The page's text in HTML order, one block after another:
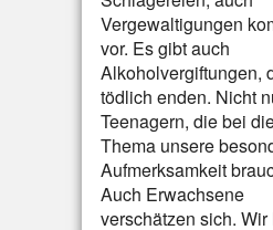
Vergewaltigungen
vor. Es gibt auch
Alkoholvergiftungen,
tödlich enden. Nicht
Teenagern, die bei
Thema unsere
Aufmerksamkeit
Auch Erwachsene
verschätzen sich.